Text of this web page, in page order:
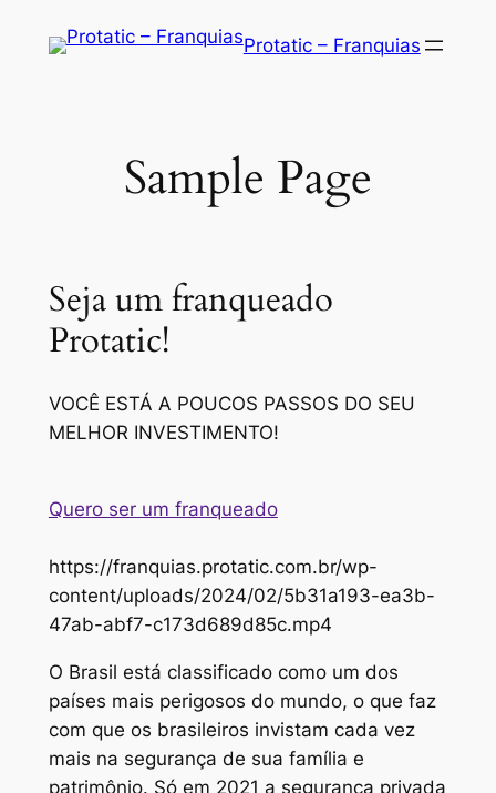
Protatic – Franquias
Sample Page
Seja um franqueado
Protatic!
VOCÊ ESTÁ A POUCOS PASSOS DO SEU
MELHOR INVESTIMENTO!
Quero ser um franqueado
https://franquias.protatic.com.br/wp-
content/uploads/2024/02/5b31a193-ea3b-
47ab-abf7-c173d689d85c.mp4
O Brasil está classificado como um dos
países mais perigosos do mundo, o que faz
com que os brasileiros invistam cada vez
mais na segurança de sua família e
patrimônio. Só em 2021 a segurança privada